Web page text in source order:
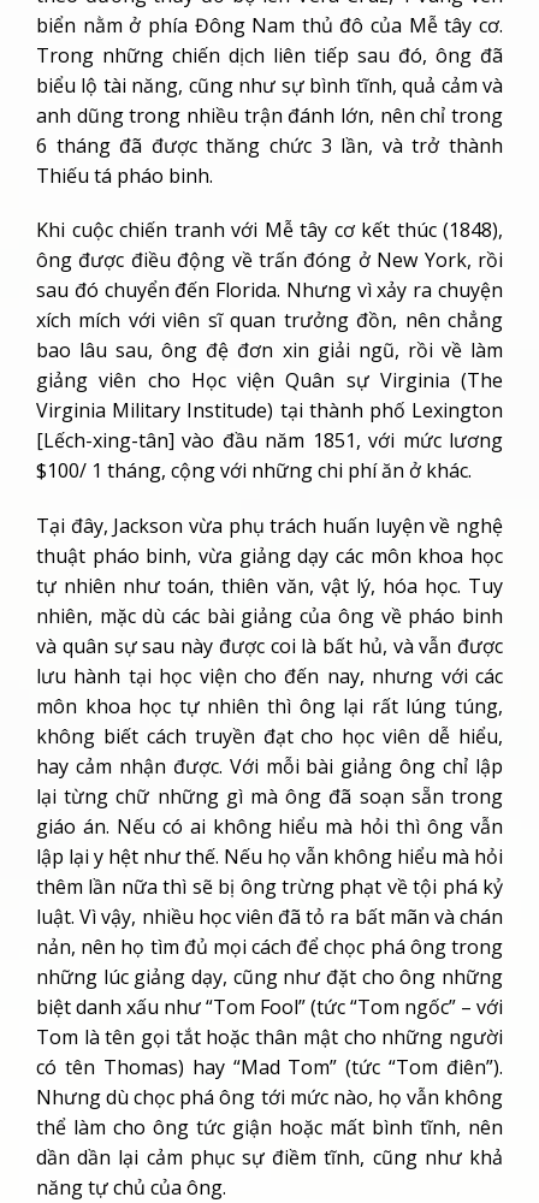
biển nằm ở phía Đông Nam thủ đô của Mễ tây cơ.
Trong những chiến dịch liên tiếp sau đó, ông đã
biểu lộ tài năng, cũng như sự bình tĩnh, quả cảm và
anh dũng trong nhiều trận đánh lớn, nên chỉ trong
6 tháng đã được thăng chức 3 lần, và trở thành
Thiếu tá pháo binh.
Khi cuộc chiến tranh với Mễ tây cơ kết thúc (1848),
ông được điều động về trấn đóng ở New York, rồi
sau đó chuyển đến Florida. Nhưng vì xảy ra chuyện
xích mích với viên sĩ quan trưởng đồn, nên chẳng
bao lâu sau, ông đệ đơn xin giải ngũ, rồi về làm
giảng viên cho Học viện Quân sự Virginia (The
Virginia Military Institude) tại thành phố Lexington
[Lếch-xing-tân] vào đầu năm 1851, với mức lương
$100/ 1 tháng, cộng với những chi phí ăn ở khác.
Tại đây, Jackson vừa phụ trách huấn luyện về nghệ
thuật pháo binh, vừa giảng dạy các môn khoa học
tự nhiên như toán, thiên văn, vật lý, hóa học. Tuy
nhiên, mặc dù các bài giảng của ông về pháo binh
và quân sự sau này được coi là bất hủ, và vẫn được
lưu hành tại học viện cho đến nay, nhưng với các
môn khoa học tự nhiên thì ông lại rất lúng túng,
không biết cách truyền đạt cho học viên dễ hiểu,
hay cảm nhận được. Với mỗi bài giảng ông chỉ lập
lại từng chữ những gì mà ông đã soạn sẵn trong
giáo án. Nếu có ai không hiểu mà hỏi thì ông vẫn
lập lại y hệt như thế. Nếu họ vẫn không hiểu mà hỏi
thêm lần nữa thì sẽ bị ông trừng phạt về tội phá kỷ
luật. Vì vậy, nhiều học viên đã tỏ ra bất mãn và chán
nản, nên họ tìm đủ mọi cách để chọc phá ông trong
những lúc giảng dạy, cũng như đặt cho ông những
biệt danh xấu như “Tom Fool” (tức “Tom ngốc” – với
Tom là tên gọi tắt hoặc thân mật cho những người
có tên Thomas) hay “Mad Tom” (tức “Tom điên”).
Nhưng dù chọc phá ông tới mức nào, họ vẫn không
thể làm cho ông tức giận hoặc mất bình tĩnh, nên
dần dần lại cảm phục sự điềm tĩnh, cũng như khả
năng tự chủ của ông.